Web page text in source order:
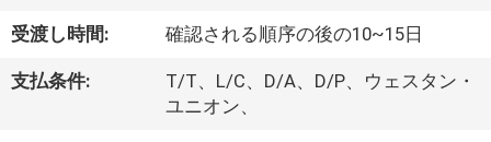
に
受渡し時間: 確認される順序の後の10~15日
支払条件:
T/T、L/C、D/A、D/P、ウェスタン・
ユニオン、